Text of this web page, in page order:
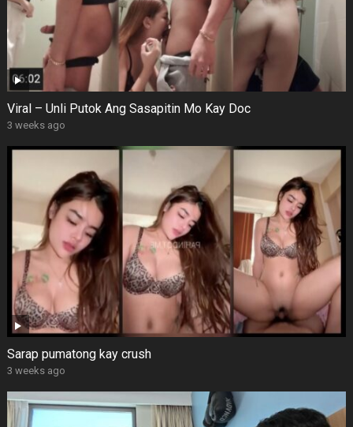
Viral – Unli Putok Ang Sasapitin Mo Kay Doc
3 weeks ago
Sarap pumatong kay crush
3 weeks ago